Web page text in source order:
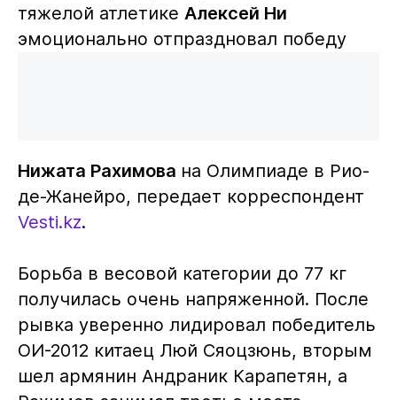
тяжелой атлетике Алексей Ни
эмоционально отпраздновал победу
Нижата Рахимова на Олимпиаде в Рио-
де-Жанейро, передает корреспондент
Vesti.kz.
Борьба в весовой категории до 77 кг
получилась очень напряженной. После
рывка уверенно лидировал победитель
ОИ-2012 китаец Люй Сяоцзюнь, вторым
шел армянин Андраник Карапетян, а